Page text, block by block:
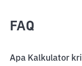
FAQ
Apa Kalkulator